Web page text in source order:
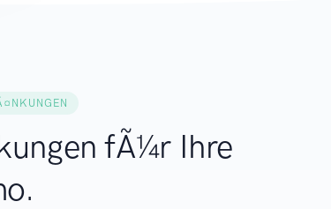
fÃ¼r Ihre